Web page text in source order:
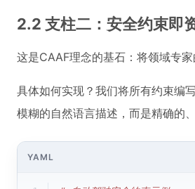
2.2 支柱二：安全约束即
这是CAAF理念的基石：将领域专
具体如何实现？我们将所有约束编
模糊的自然语言描述，而是精确的
YAML